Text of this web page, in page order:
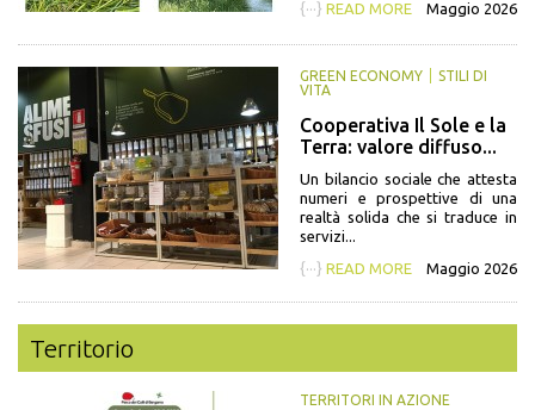
{···} READ MORE Maggio 2026
GREEN ECONOMY
STILI DI
VITA
Cooperativa Il Sole e la
Terra: valore diffuso...
Un bilancio sociale che attesta
numeri e prospettive di una
realtà solida che si traduce in
servizi...
{···} READ MORE Maggio 2026
Territorio
TERRITORI IN AZIONE